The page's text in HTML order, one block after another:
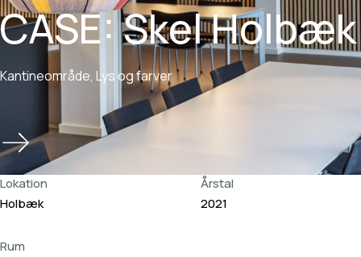
CASE:SkelHolbæk
Kantineområde, Lys ogfarver
Lokation
Holbæk
Årstal
2021
Rum